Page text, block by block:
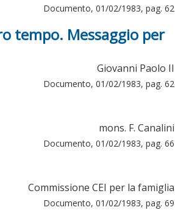
Documento, 01/02/1983, pag. 62
tempo. Messaggio per
Giovanni Paolo II
Documento, 01/02/1983, pag. 62
mons. F. Canalini
Documento, 01/02/1983, pag. 66
Commissione CEI per la famiglia
Documento, 01/02/1983, pag. 69